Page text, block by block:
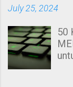
July 25, 2024
50